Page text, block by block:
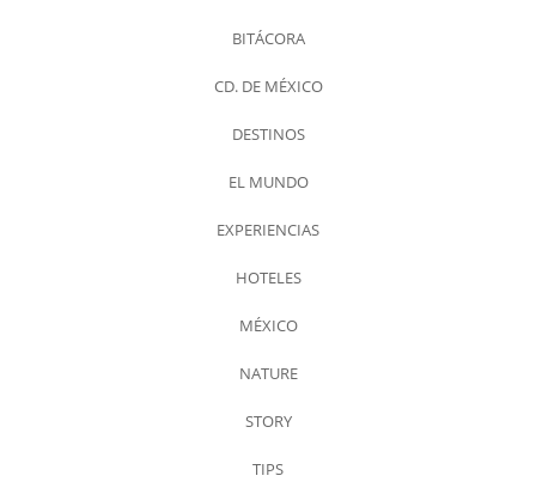
BITÁCORA
CD. DE MÉXICO
DESTINOS
EL MUNDO
EXPERIENCIAS
HOTELES
MÉXICO
NATURE
STORY
TIPS